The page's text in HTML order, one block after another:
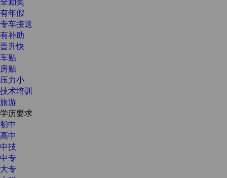
有年假
专车接送
有补助
晋升快
车贴
房贴
压力小
技术培训
旅游
学历要求
初中
高中
中技
中专
大专